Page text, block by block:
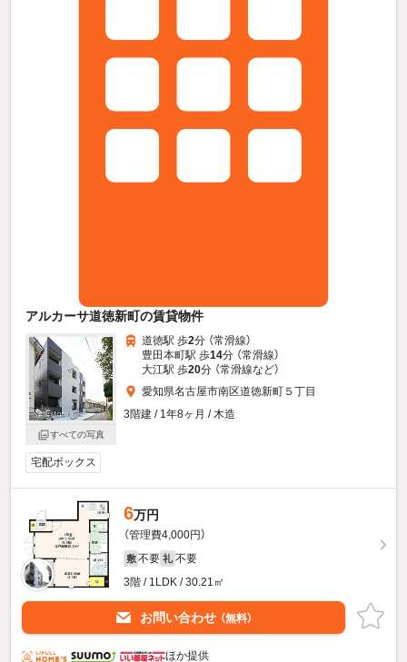
アルカーサ道徳新町の賃貸物件
すべての写真
道徳駅 歩2分 （常滑線）
豊田本町駅 歩14分 （常滑線）
大江駅 歩20分 （常滑線など）
愛知県名古屋市南区道徳新町５丁目
3階建 / 1年8ヶ月 / 木造
宅配ボックス
6万円
（管理費4,000円）
敷 不要 礼 不要
3階 / 1LDK / 30.21㎡
お問い合わせ （無料）
ほか提供